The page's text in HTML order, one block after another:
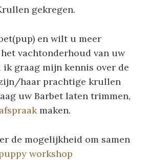
gekregen.
en wilt u meer
vachtonderhoud van uw
ik graag mijn kennis over de
haar prachtige krullen
uw Barbet laten trimmen,
afspraakmaken.
de mogelijkheid om samen
workshop